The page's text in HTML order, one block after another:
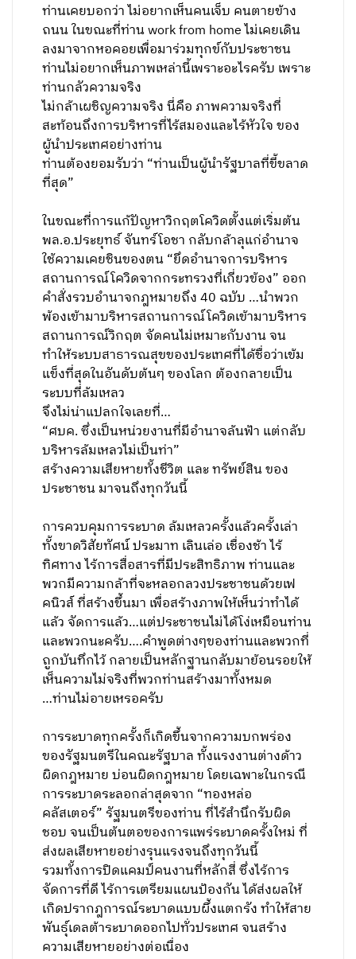
ท่านเคยบอกว่า ไม่อยากเห็นคนเจ็บ คนตายข้าง
ถนน ในขณะที่ท่าน work from home ไม่เคยเดิน
ลงมาจากหอคอยเพื่อมาร่วมทุกข์กับประชาชน
ท่านไม่อยากเห็นภาพเหล่านี้เพราะอะไรครับ เพราะ
ท่านกลัวความจริง
ไม่กล้าเผชิญความจริง นี่คือ ภาพความจริงที่
สะท้อนถึงการบริหารที่ไร้สมองและไร้หัวใจ ของ
ผู้นำประเทศอย่างท่าน
ท่านต้องยอมรับว่า “ท่านเป็นผู้นำรัฐบาลที่ขี้ขลาด
ที่สุด”
ในขณะที่การแก้ปัญหาวิกฤตโควิดตั้งแต่เริ่มต้น
พล.อ.ประยุทธ์ จันทร์โอชา กลับกล้าลุแก่อำนาจ
ใช้ความเคยชินของตน “ยึดอำนาจการบริหาร
สถานการณ์โควิดจากกระทรวงที่เกี่ยวข้อง” ออก
คำสั่งรวบอำนาจกฎหมายถึง 40 ฉบับ …นำพวก
พ้องเข้ามาบริหารสถานการณ์โควิดเข้ามาบริหาร
สถานการณ์วิกฤต จัดคนไม่เหมาะกับงาน จน
ทำให้ระบบสาธารณสุขของประเทศที่ได้ชื่อว่าเข้ม
แข็งที่สุดในอันดับต้นๆ ของโลก ต้องกลายเป็น
ระบบที่ล้มเหลว
จึงไม่น่าแปลกใจเลยที่…
“ศบค. ซึ่งเป็นหน่วยงานที่มีอำนาจล้นฟ้า แต่กลับ
บริหารล้มเหลวไม่เป็นท่า”
สร้างความเสียหายทั้งชีวิต และ ทรัพย์สิน ของ
ประชาชน มาจนถึงทุกวันนี้
การควบคุมการระบาด ล้มเหลวครั้งแล้วครั้งเล่า
ทั้งขาดวิสัยทัศน์ ประมาท เลินเล่อ เชื่องช้า ไร้
ทิศทาง ไร้การสื่อสารที่มีประสิทธิภาพ ท่านและ
พวกมีความกล้าที่จะหลอกลวงประชาชนด้วยเฟ
คนิวส์ ที่สร้างขึ้นมา เพื่อสร้างภาพให้เห็นว่าทำได้
แล้ว จัดการแล้ว…แต่ประชาชนไม่ได้โง่เหมือนท่าน
และพวกนะครับ….คำพูดต่างๆของท่านและพวกที่
ถูกบันทึกไว้ กลายเป็นหลักฐานกลับมาย้อนรอยให้
เห็นความไม่จริงที่พวกท่านสร้างมาทั้งหมด
…ท่านไม่อายเหรอครับ
การระบาดทุกครั้งก็เกิดขึ้นจากความบกพร่อง
ของรัฐมนตรีในคณะรัฐบาล ทั้งแรงงานต่างด้าว
ผิดกฎหมาย บ่อนผิดกฎหมาย โดยเฉพาะในกรณี
การระบาดระลอกล่าสุดจาก “ทองหล่อ
คลัสเตอร์” รัฐมนตรีของท่าน ที่ไร้สำนึกรับผิด
ชอบ จนเป็นต้นตอของการแพร่ระบาดครั้งใหม่ ที่
ส่งผลเสียหายอย่างรุนแรงจนถึงทุกวันนี้
รวมทั้งการปิดแคมป์คนงานที่หลักสี่ ซึ่งไร้การ
จัดการที่ดี ไร้การเตรียมแผนป้องกัน ได้ส่งผลให้
เกิดปรากฎการณ์ระบาดแบบผึ้งแตกรัง ทำให้สาย
พันธุ์เดลต้าระบาดออกไปทั่วประเทศ จนสร้าง
ความเสียหายอย่างต่อเนื่อง